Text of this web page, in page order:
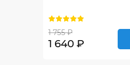
1 755 ₽
1 640 ₽